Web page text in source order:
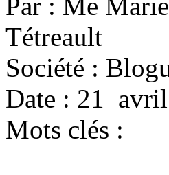
Par : Me
Tétreault
Société :
Date : 21
Mots clés :